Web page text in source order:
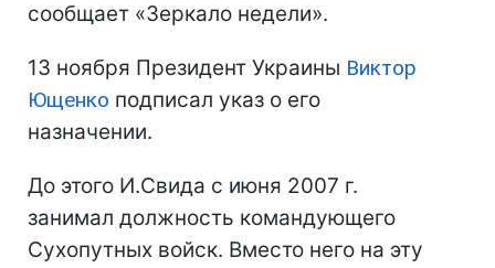
сообщает «Зеркало недели».
13 ноября Президент Украины Виктор
Ющенко подписал указ о его
назначении.
До этого И.Свида с июня 2007 г.
занимал должность командующего
Сухопутных войск. Вместо него на эту